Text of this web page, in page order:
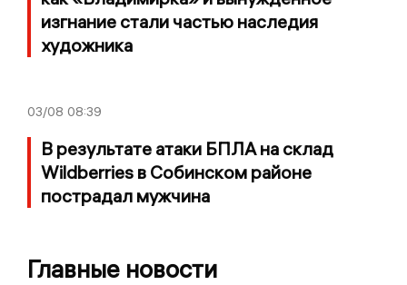
изгнание стали частью наследия
художника
03/08 08:39
В результате атаки БПЛА на склад
Wildberries в Собинском районе
пострадал мужчина
Главные новости